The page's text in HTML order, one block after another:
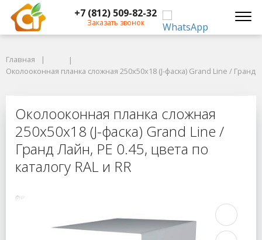
+7 (812) 509-82-32
Заказать звонок
Околооконная планка сложная 250х50х18 (J-фаска) Grand Line / Гранд
Околооконная планка сложная
Главная
Околооконная планка сложная 250х50х18 (J-фаска) Grand Line / Гранд
Околооконная планка сложная
250х50х18 (J-фаска) Grand Line /
Гранд Лайн, PE 0.45, цвета по
каталогу RAL и RR